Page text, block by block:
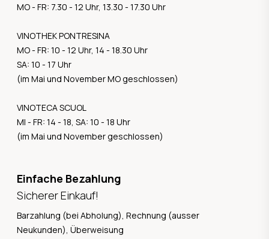
MO - FR: 7.30 - 12 Uhr, 13.30 - 17.30 Uhr
VINOTHEK PONTRESINA
MO - FR: 10 - 12 Uhr, 14 - 18.30 Uhr
SA: 10 - 17 Uhr
(im Mai und November MO geschlossen)
VINOTECA SCUOL
MI - FR: 14 - 18, SA: 10 - 18 Uhr
(im Mai und November geschlossen)
Einfache Bezahlung
Sicherer Einkauf!
Barzahlung (bei Abholung), Rechnung (ausser
Neukunden), Überweisung